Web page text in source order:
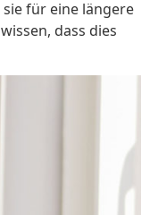
für eine längere
dass dies